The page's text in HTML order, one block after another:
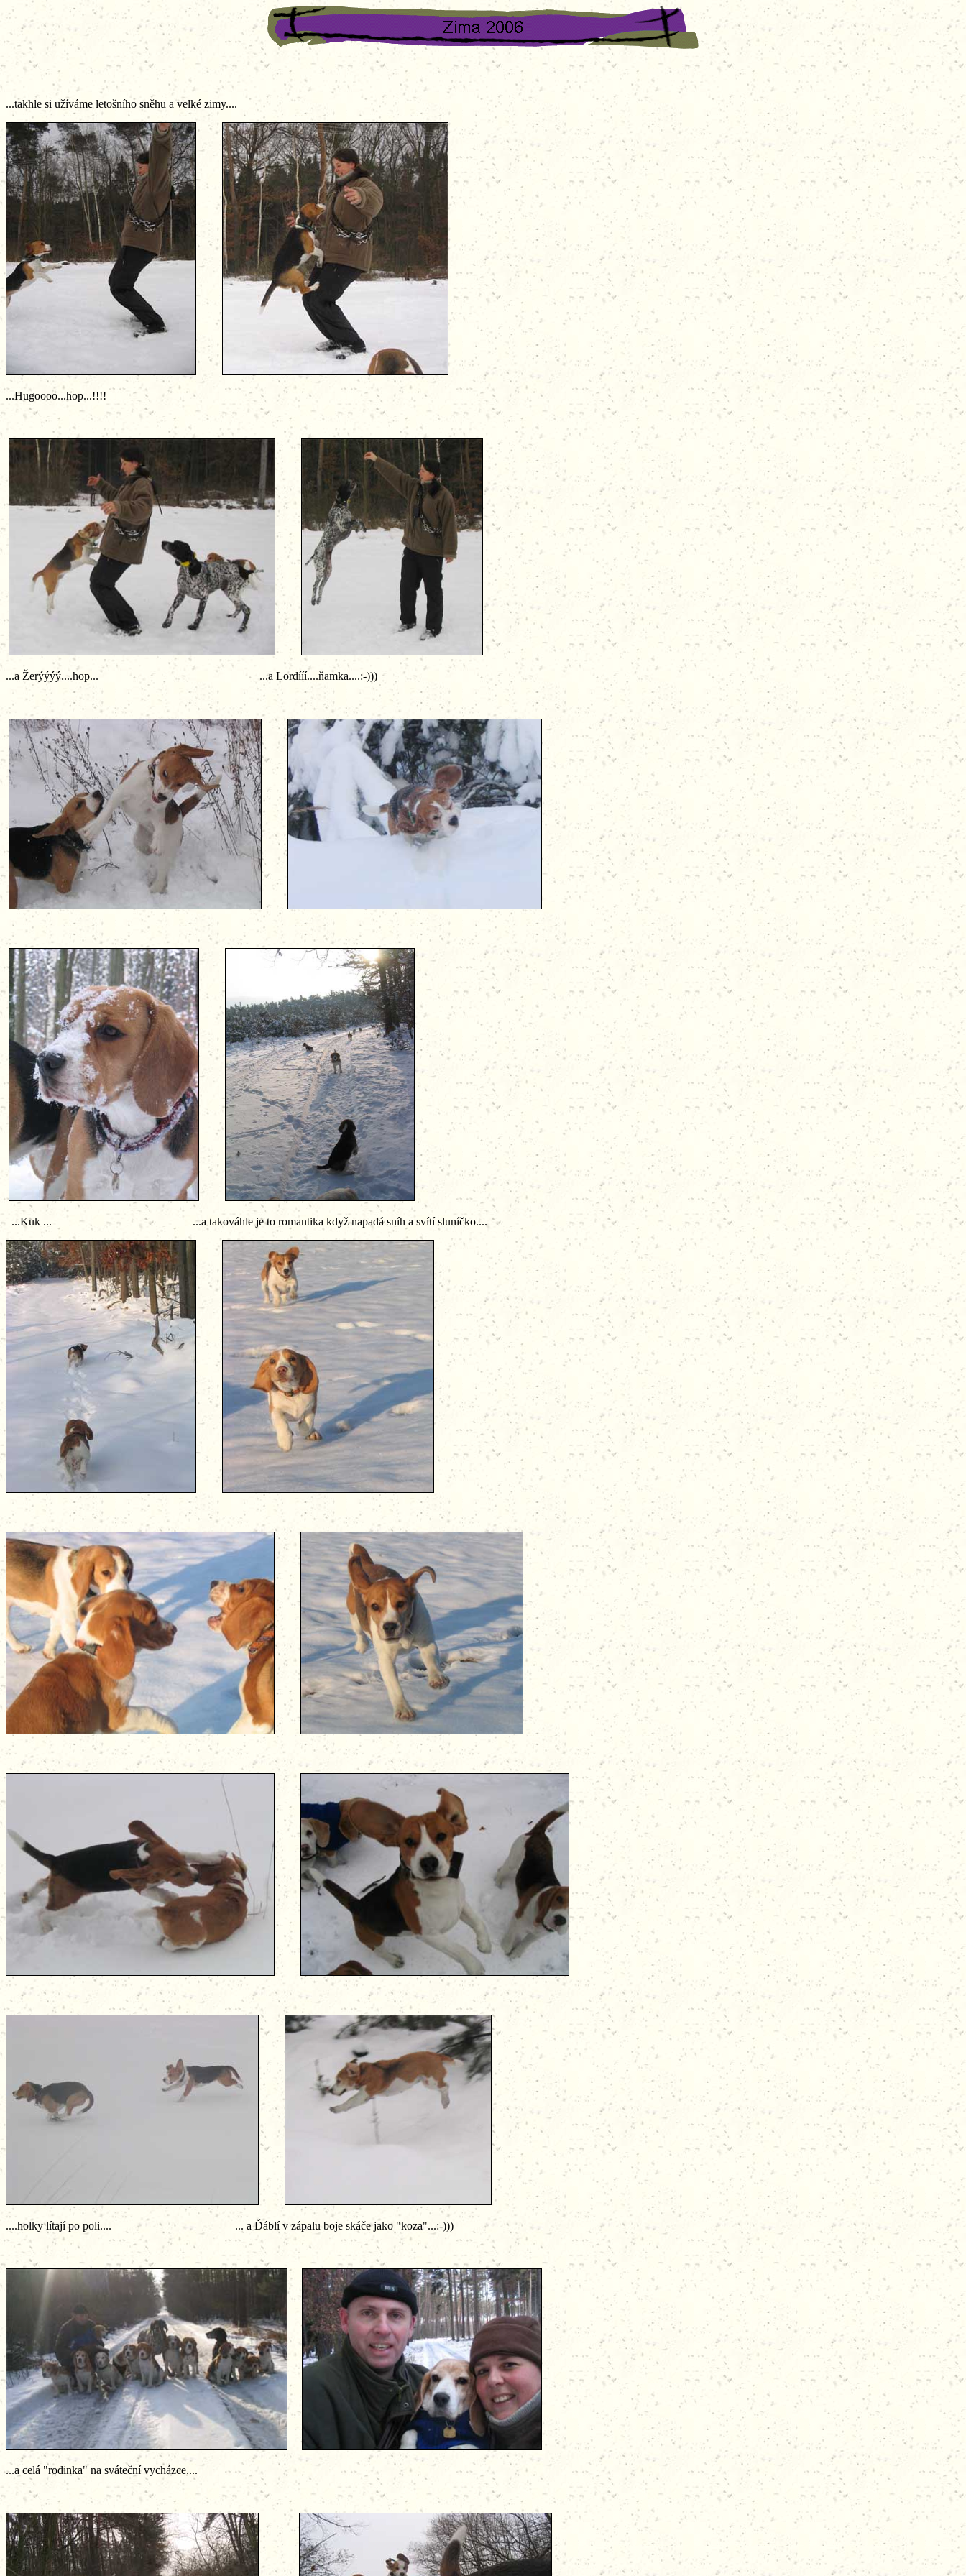
...takhle si užíváme letošního sněhu a velké zimy....
...Hugoooo...hop...!!!!
...a Žerýýýý....hop... ...a Lordííí....ňamka....:-)))
...Kuk ... ...a takováhle je to romantika když napadá sníh a svítí sluníčko....
....holky lítají po poli.... ... a Ďáblí v zápalu boje skáče jako "koza"...:-)))
...a celá "rodinka" na sváteční vycházce....